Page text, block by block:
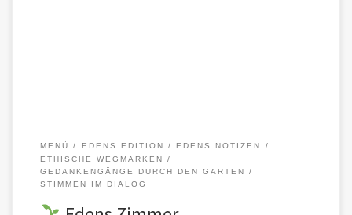
MENÜ EDENS EDITION
EDENS NOTIZEN
ETHISCHE WEGMARKEN
GEDANKENGÄNGE DURCH DEN GARTEN
STIMMEN IM DIALOG